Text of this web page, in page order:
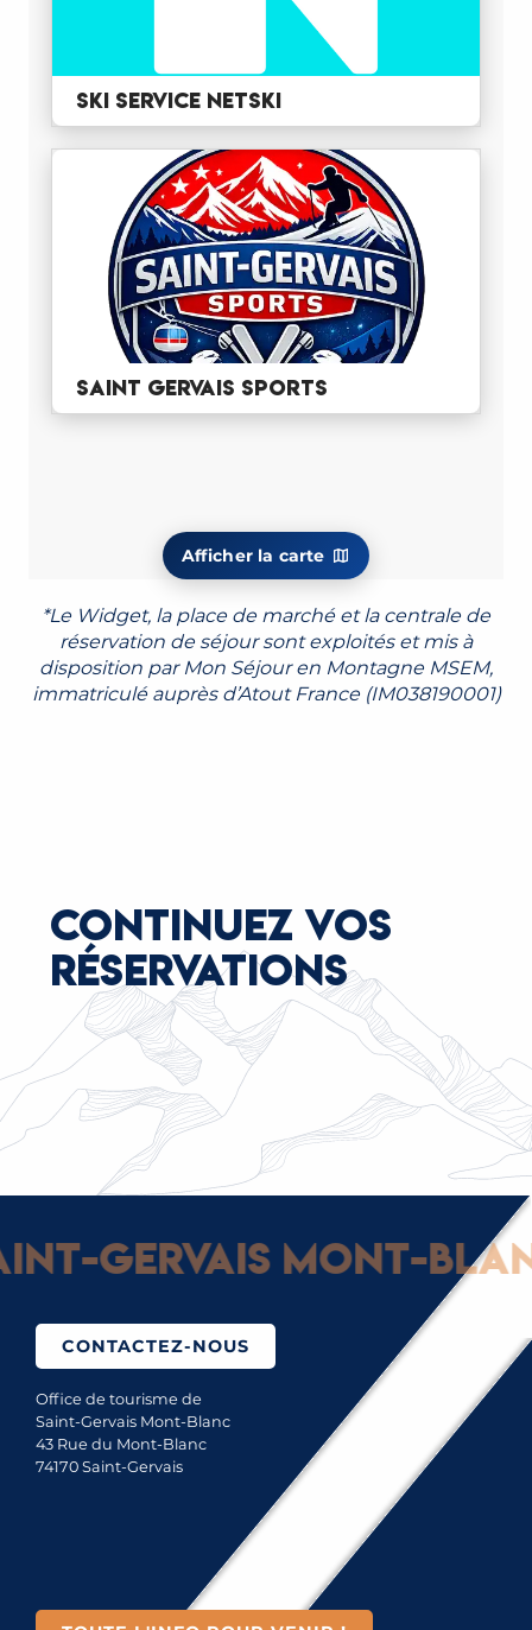
ski service netski
Saint Gervais Sports
Afficher la carte
*Le Widget, la place de marché et la centrale de
réservation de séjour sont exploités et mis à
disposition par Mon Séjour en Montagne MSEM,
immatriculé auprès d’Atout France (IM038190001)
CONTINUEZ VOS
RÉSERVATIONS
TENNIS, PISCINE ET MINIGOLF
Gervais Mont-Blanc
CONTACTEZ-NOUS
Office de tourisme de
Saint-Gervais Mont-Blanc
43 Rue du Mont-Blanc
74170 Saint-Gervais